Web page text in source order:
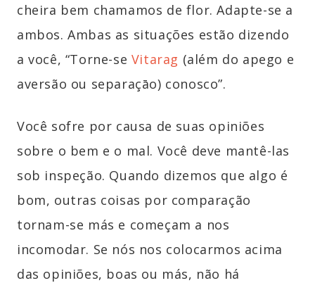
cheira bem chamamos de flor. Adapte-se a
ambos. Ambas as situações estão dizendo
a você, “Torne-se Vitarag (além do apego e
aversão ou separaçāo) conosco”.
Você sofre por causa de suas opiniões
sobre o bem e o mal. Você deve mantê-las
sob inspeção. Quando dizemos que algo é
bom, outras coisas por comparação
tornam-se más e começam a nos
incomodar. Se nós nos colocarmos acima
das opiniões, boas ou más, não há